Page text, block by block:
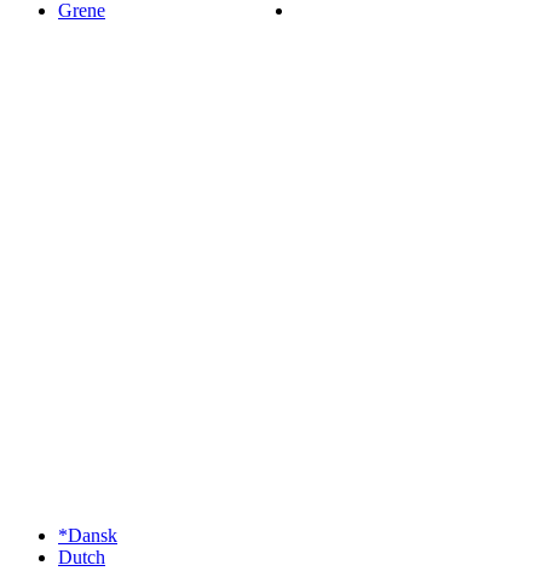
Grene
*Dansk
Dutch